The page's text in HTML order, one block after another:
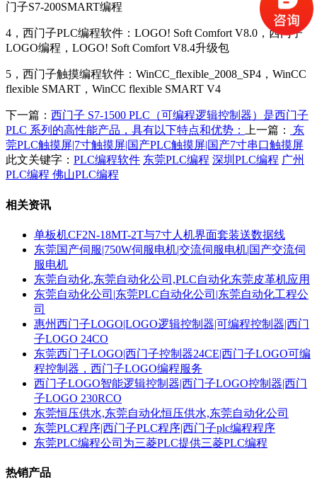
门子S7-200SMART编程
4，西门子PLC编程软件： LOGO! Soft Comfort V8.0，西门子
LOGO编程， LOGO! Soft Comfort V8.4升级包
5，西门子触摸编程软件： WinCC_flexible_2008_SP4， WinCC
flexible SMART， WinCC flexible SMART V4
下一篇： 西门子 S7-1500 PLC（可编程逻辑控制器）是西门子
PLC 系列的高性能产品，具有以下特点和优势： 上一篇：
东
莞PLC触摸屏|7寸触摸屏|国产PLC触摸屏|国产7寸串口触摸屏
此文关键字： PLC编程软件 东莞PLC编程 深圳PLC编程 广州
PLC编程 佛山PLC编程
相关资讯
单板机CF2N-18MT-2T与7寸人机界面套装送数据线
东莞国产伺服|750W伺服电机|交流伺服电机|国产交流伺
服电机
东莞自动化,东莞自动化公司,PLC自动化东莞皮革机应用
东莞自动化公司|东莞PLC自动化公司|东莞自动化工程公
司
惠州西门子LOGO|LOGO逻辑控制器|可编程控制器|西门
子LOGO 24CO
东莞西门子LOGO|西门子控制器24CE|西门子LOGO可编
程控制器，西门子LOGO编程服务
西门子LOGO智能逻辑控制器|西门子LOGO控制器|西门
子LOGO 230RCO
东莞恒压供水,东莞自动化恒压供水,东莞自动化公司
东莞PLC程序|西门子PLC程序|西门子plc编程程序
东莞PLC编程公司为三菱PLC提供三菱PLC编程
热销产品